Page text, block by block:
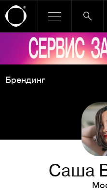
Ссылка баннера
Брендинг
Саша